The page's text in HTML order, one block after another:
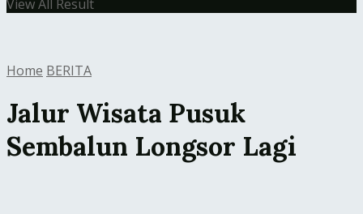
View All Result
Home BERITA
Jalur Wisata Pusuk
Sembalun Longsor Lagi